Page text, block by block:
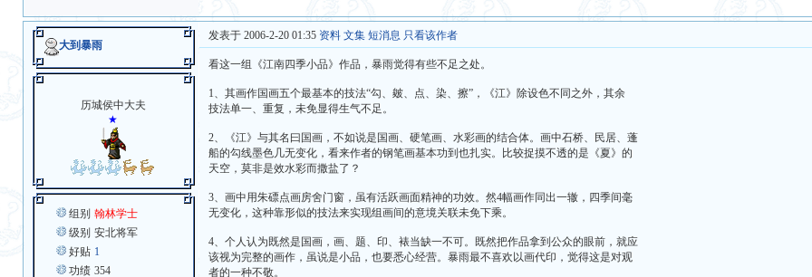
大到暴雨
历城侯中大夫
★
组别 翰林学士
级别 安北将军
好贴 1
功绩 354
发表于 2006-2-20 01:35 资料 文集 短消息 只看该作者
看这一组《江南四季小品》作品，暴雨觉得有些不足之处。
1、其画作国画五个最基本的技法“勾、皴、点、染、擦”，《江》除设色不同之外，其余
技法单一、重复，未免显得生气不足。
2、《江》与其名曰国画，不如说是国画、硬笔画、水彩画的结合体。画中石桥、民居、蓬
船的勾线墨色几无变化，看来作者的钢笔画基本功到也扎实。比较捉摸不透的是《夏》的
天空，莫非是效水彩而撒盐了？
3、画中用朱磦点画房舍门窗，虽有活跃画面精神的功效。然4幅画作同出一辙，四季间毫
无变化，这种靠形似的技法来实现组画间的意境关联未免下乘。
4、个人认为既然是国画，画、题、印、裱当缺一不可。既然把作品拿到公众的眼前，就应
该视为完整的画作，虽说是小品，也要悉心经营。暴雨最不喜欢以画代印，觉得这是对观
者的一种不敬。